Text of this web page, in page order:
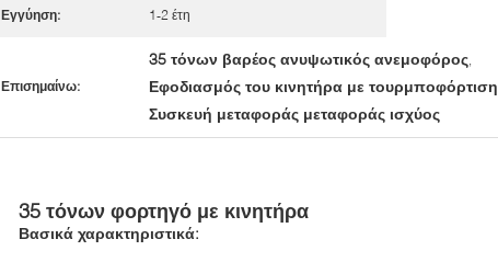
Εγγύηση: 1-2 έτη
Επισημαίνω:
35 τόνων βαρέος ανυψωτικός ανεμοφόρος,
Εφοδιασμός του κινητήρα με τουρμποφόρτιση
Συσκευή μεταφοράς μεταφοράς ισχύος
35 τόνων φορτηγό με κινητήρα
Βασικά χαρακτηριστικά: